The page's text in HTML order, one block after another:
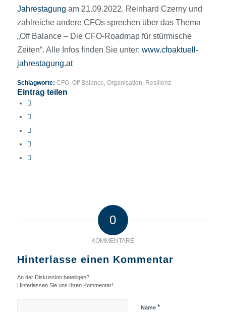
Jahrestagung am 21.09.2022. Reinhard Czerny und
zahlreiche andere CFOs sprechen über das Thema
„Off Balance – Die CFO-Roadmap für stürmische
Zeiten“. Alle Infos finden Sie unter: www.cfoaktuell-
jahrestagung.at
Schlagworte: CFO, Off Balance Organisation Resilienz
Eintrag teilen
0
KOMMENTARE
Hinterlasse einen Kommentar
An der Diskussion beteiligen?
Hinterlassen Sie uns Ihren Kommentar!
Name *